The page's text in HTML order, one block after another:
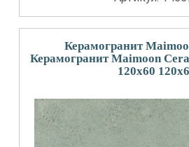
Керамогранит
Керамогранит Maimoon
120x60